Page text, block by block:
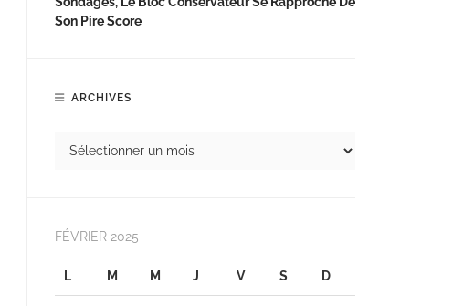
Son Pire Score
ARCHIVES
FÉVRIER 2025
L M M J V S D